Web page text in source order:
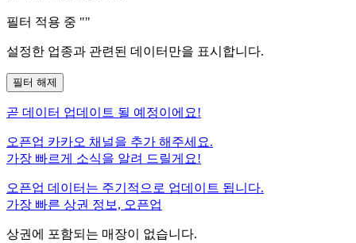
필터 적용 중 ""
설정한 업종과 관련된 데이터만을 표시합니다.
필터 해제
곧 데이터 업데이트 될 예정이에요!
오픈업 카카오 채널을 추가 해주세요.
가장 빠르게 소식을 알려 드릴게요!
오픈업 데이터는 주기적으로 업데이트 됩니다.
가장 빠른 상권 정보, 오픈업
상권에 포함되는 매장이 없습니다.